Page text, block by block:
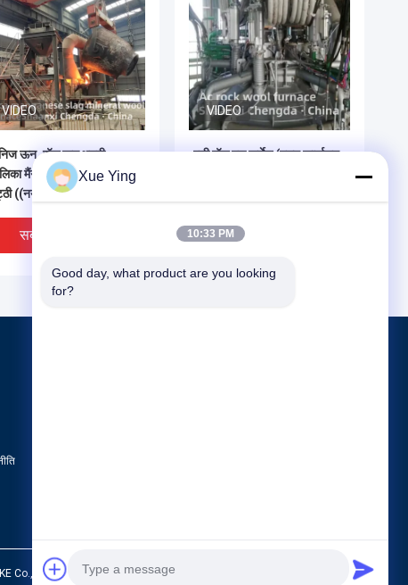
VIDEO
ऊन, रॉक ऊन भट्ठी -
मैंगनीज स्लग खनिज ऊन
((नया)
सबसे अच्छी कीमत
VIDEO
एसी रॉक वूल फर्नेस (मुख्य कार्यालय
सबसे अच्छी कीमत
सबसे अच्छी कीमत
Co., Ltd.. All Rights Reserved.
Xue Ying
10:33 PM
Good day, what product are you looking
for?